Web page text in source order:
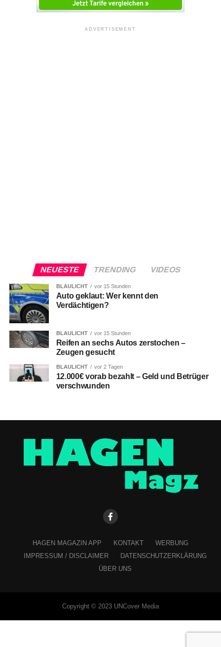
ADVERTISEMENT
NEUESTE TRENDING VIDEOS
BLAULICHT vor 15 Stunden
Auto geklaut: Wer kennt den
Verdächtigen?
BLAULICHT vor 15 Stunden
Reifen an sechs Autos zerstochen –
Zeugen gesucht
BLAULICHT vor 2 Tagen
12.000€ vorab bezahlt – Geld und Betrüger
verschwunden
HAGEN MAGAZIN APP KONTAKT
WERBUNG
IMPRESSUM / DISCLAIMER
DATENSCHUTZERKLÄRUNG
ÜBER UNS
Copyright © 2023 UNCover Media